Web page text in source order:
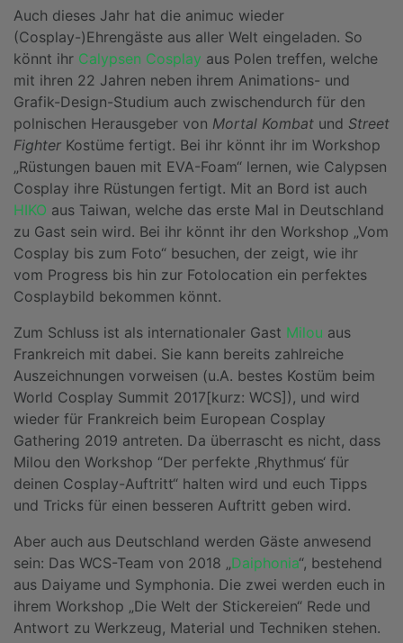
Auch dieses Jahr hat die animuc wieder
(Cosplay-)Ehrengäste aus aller Welt eingeladen. So
könnt ihr Calypsen Cosplay aus Polen treffen, welche
mit ihren 22 Jahren neben ihrem Animations- und
Grafik-Design-Studium auch zwischendurch für den
polnischen Herausgeber von Mortal Kombat und Street
Fighter Kostüme fertigt. Bei ihr könnt ihr im Workshop
„Rüstungen bauen mit EVA-Foam“ lernen, wie Calypsen
Cosplay ihre Rüstungen fertigt. Mit an Bord ist auch
HIKO aus Taiwan, welche das erste Mal in Deutschland
zu Gast sein wird. Bei ihr könnt ihr den Workshop „Vom
Cosplay bis zum Foto“ besuchen, der zeigt, wie ihr
vom Progress bis hin zur Fotolocation ein perfektes
Cosplaybild bekommen könnt.
Zum Schluss ist als internationaler Gast Milou aus
Frankreich mit dabei. Sie kann bereits zahlreiche
Auszeichnungen vorweisen (u.A. bestes Kostüm beim
World Cosplay Summit 2017[kurz: WCS]), und wird
wieder für Frankreich beim European Cosplay
Gathering 2019 antreten. Da überrascht es nicht, dass
Milou den Workshop “Der perfekte ‚Rhythmus‘ für
deinen Cosplay-Auftritt“ halten wird und euch Tipps
und Tricks für einen besseren Auftritt geben wird.
Aber auch aus Deutschland werden Gäste anwesend
sein: Das WCS-Team von 2018 „Daiphonia“, bestehend
aus Daiyame und Symphonia. Die zwei werden euch in
ihrem Workshop „Die Welt der Stickereien“ Rede und
Antwort zu Werkzeug, Material und Techniken stehen.